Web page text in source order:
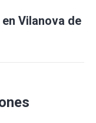
Vilanova de